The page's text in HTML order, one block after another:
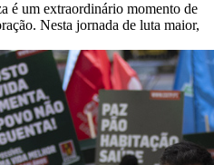
é um extraordinário momento de
Nesta jornada de luta maior,